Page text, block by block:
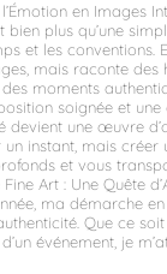
en Images
plus qu’une
et les conventions.
mais raconte des
moments
soignée et
devient une œuvre
un instant, mais créer
et vous
Art : Une Quête
ma démarche
Que ce
événement, je